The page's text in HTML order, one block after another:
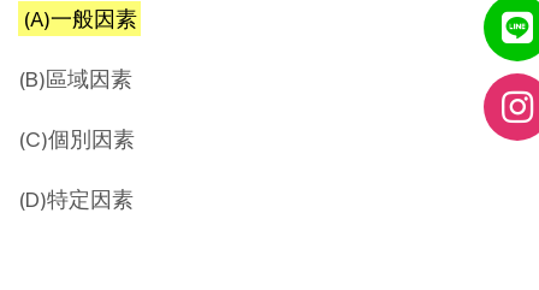
(A)一般因素
(B)區域因素
(C)個別因素
(D)特定因素